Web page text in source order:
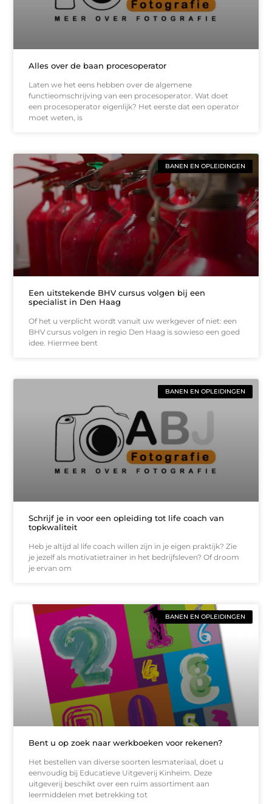
Alles over de baan procesoperator
Laten we het eens hebben over de algemene
functieomschrijving van een procesoperator. Wat doet
een procesoperator eigenlijk? Het eerste dat een operator
moet weten, is
BANEN EN OPLEIDINGEN
Een uitstekende BHV cursus volgen bij een
specialist in Den Haag
Of het u verplicht wordt vanuit uw werkgever of niet: een
BHV cursus volgen in regio Den Haag is sowieso een goed
idee. Hiermee bent
BANEN EN OPLEIDINGEN
Schrijf je in voor een opleiding tot life coach van
topkwaliteit
Heb je altijd al life coach willen zijn in je eigen praktijk? Zie
je jezelf als motivatietrainer in het bedrijfsleven? Of droom
je ervan om
BANEN EN OPLEIDINGEN
Bent u op zoek naar werkboeken voor rekenen?
Het bestellen van diverse soorten lesmateriaal, doet u
eenvoudig bij Educatieve Uitgeverij Kinheim. Deze
uitgeverij beschikt over een ruim assortiment aan
leermiddelen met betrekking tot